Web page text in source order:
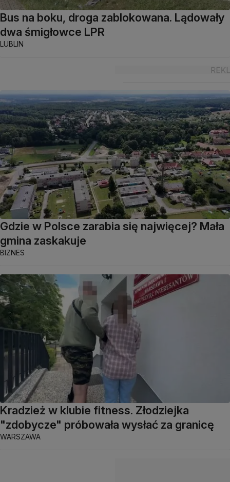
Bus na boku, droga zablokowana. Lądowały
dwa śmigłowce LPR
LUBLIN
Gdzie w Polsce zarabia się najwięcej? Mała
gmina zaskakuje
BIZNES
Kradzież w klubie fitness. Złodziejka
"zdobycze" próbowała wysłać za granicę
WARSZAWA